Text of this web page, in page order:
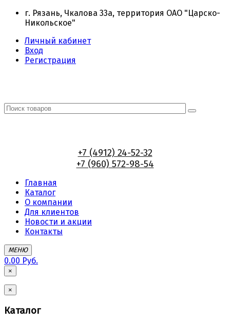
г. Рязань, Чкалова 33а, территория ОАО "Царско-
Никольское"
Личный кабинет
Вход
Регистрация
+7 (4912) 24-52-32
+7 (960) 572-98-54
Главная
Каталог
О компании
Для клиентов
Новости и акции
Контакты
МЕНЮ
0.00 Руб.
×
×
Каталог